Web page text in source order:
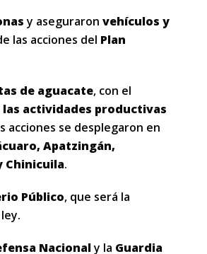
y aseguraron vehículos y
las acciones del Plan
de aguacate, con el
actividades productivas
acciones se desplegaron en
Apatzingán,
Chinicuila.
Público, que será la
Nacionaly la Guardia